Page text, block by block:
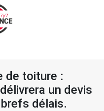
de toiture :
un devis
délais.